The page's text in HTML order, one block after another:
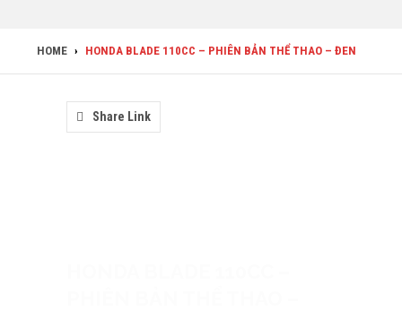
HOME › HONDA BLADE 110CC – PHIÊN BẢN THỂ THAO – ĐEN
Share Link